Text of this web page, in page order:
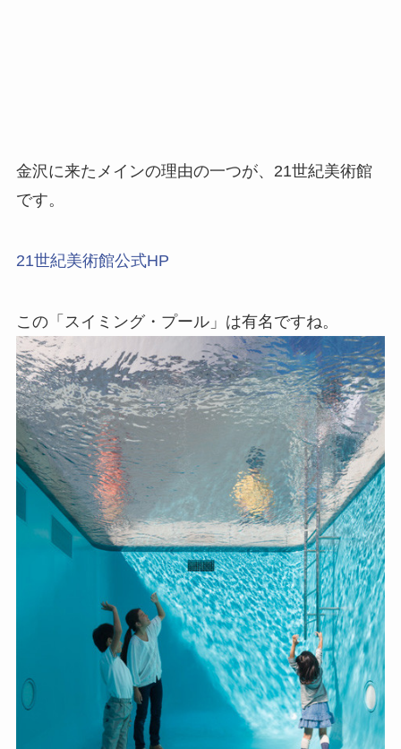
金沢に来たメインの理由の一つが、21世紀美術館
です。
21世紀美術館公式HP
この「スイミング・プール」は有名ですね。